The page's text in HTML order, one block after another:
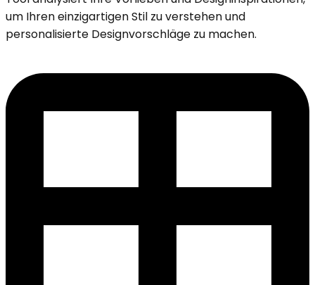
um Ihren einzigartigen Stil zu verstehen und
personalisierte Designvorschläge zu machen.